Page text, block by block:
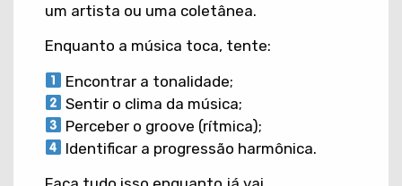
um artista ou uma coletânea.
Enquanto a música toca, tente:
Encontrar a tonalidade;
Sentir o clima da música;
Perceber o groove (rítmica);
Identificar a progressão harmônica.